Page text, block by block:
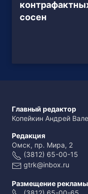
сосен
Главный редактор
Копейкин Андрей
Редакция
Омск, пр. Мира, 2
(3812) 65-00-15
gtrk@inbox.ru
Размещение рекламы